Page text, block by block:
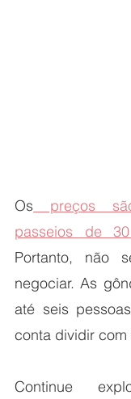
Os preços
passeios de
Portanto, não
negociar. As
até seis
conta dividir com
Continue